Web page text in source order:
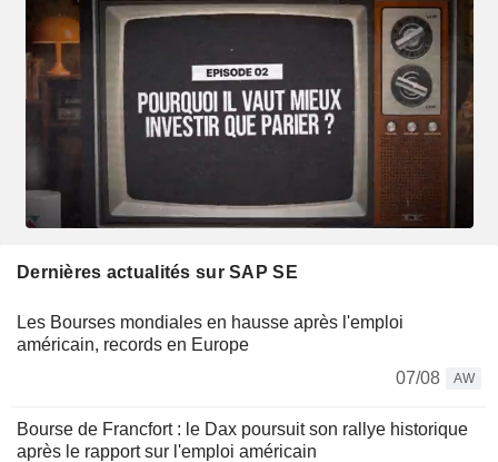
Dernières actualités sur SAP SE
Les Bourses mondiales en hausse après l'emploi
américain, records en Europe
07/08
AW
Bourse de Francfort : le Dax poursuit son rallye historique
après le rapport sur l'emploi américain